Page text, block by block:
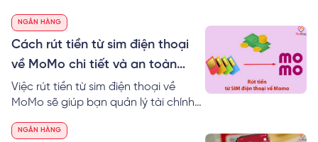
NGÂN HÀNG
Cách rút tiền từ sim điện thoại
về MoMo chi tiết và an toàn
nhất
Việc rút tiền từ sim điện thoại về
MoMo sẽ giúp bạn quản lý tài chính
dụng tiền linh hoạt vào nhiều công
NGÂN HÀNG